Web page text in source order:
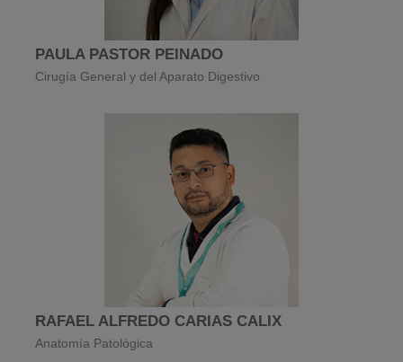
PAULA PASTOR PEINADO
Cirugía General y del Aparato Digestivo
RAFAEL ALFREDO CARIAS CALIX
Anatomía Patológica